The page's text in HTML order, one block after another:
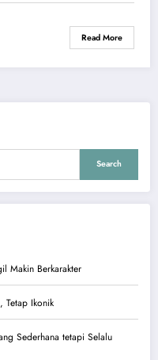
Read More
Search
Makin Berkarakter
Tetap Ikonik
Sederhana tetapi Selalu